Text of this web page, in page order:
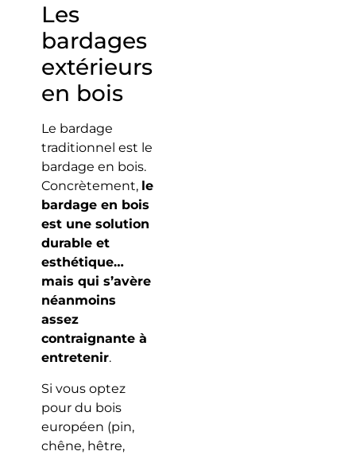
Les
bardages
extérieurs
en bois
Le bardage
traditionnel est le
bardage en bois.
Concrètement, le
bardage en bois
est une solution
durable et
esthétique…
mais qui s’avère
néanmoins
assez
contraignante à
entretenir.
Si vous optez
pour du bois
européen (pin,
chêne, hêtre,